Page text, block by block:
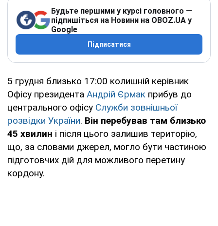
Будьте першими у курсі головного —
підпишіться на Новини на OBOZ.UA у
Google
Підписатися
5 грудня близько 17:00 колишній керівник
Офісу президента Андрій Єрмак прибув до
центрального офісу Служби зовнішньої
розвідки України. Він перебував там близько
45 хвилин і після цього залишив територію,
що, за словами джерел, могло бути частиною
підготовчих дій для можливого перетину
кордону.